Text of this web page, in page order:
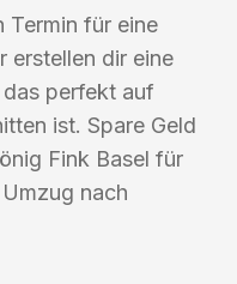
Termin für eine
erstellen dir eine
perfekt auf
ist. Spare Geld
Fink Basel für
nach